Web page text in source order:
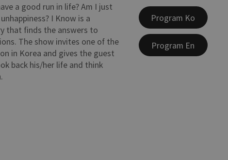
a good run in life? Am I just
I Know is a
that finds the answers to
The show invites one of the
in Korea and gives the guest
back his/her life and think
Program Ko
Program En